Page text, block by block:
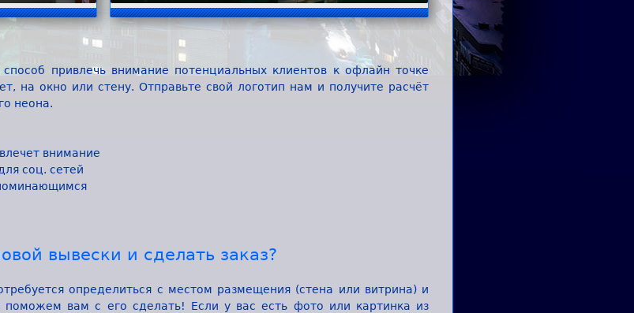
привлечь внимание потенциальных клиентов к офлайн точке
на окно или стену. Отправьте свой логотип нам и получите расчёт
неона.
внимание
соц. сетей
вывески и сделать заказ?
определиться с местом размещения (стена или витрина) и
вам с его сделать! Если у вас есть фото или картинка из